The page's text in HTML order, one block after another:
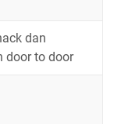
dan
door to door